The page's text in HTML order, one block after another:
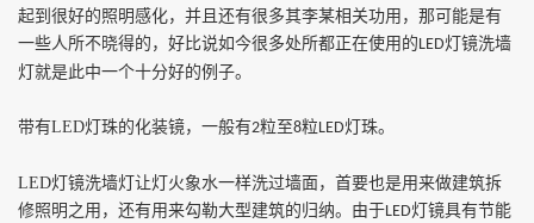
起到很好的照明感化，并且还有很多其李某相关功用，那可能是有
一些人所不晓得的，好比说如今很多处所都正在使用的LED灯镜洗墙
灯就是此中一个十分好的例子。
带有LED灯珠的化装镜，一般有2粒至8粒LED灯珠。
LED灯镜洗墙灯让灯火象水一样洗过墙面，首要也是用来做建筑拆
修照明之用，还有用来勾勒大型建筑的归纳。由于LED灯镜具有节能